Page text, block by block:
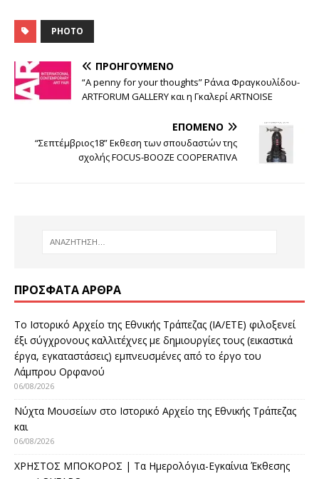
PHOTO
ΠΡΟΗΓΟΎΜΕΝΟ
“Α penny for your thoughts” Ράνια Φραγκουλίδου-
ARTFORUM GALLERY και η Γκαλερί ARTNOISE
ΕΠΌΜΕΝΟ
“Σεπτέμβριος18” Εκθεση των σπουδαστών της
σχολής FOCUS-BOOZE COOPERATIVA
ΠΡΌΣΦΑΤΑ ΆΡΘΡΑ
Το Ιστορικό Αρχείο της Εθνικής Τράπεζας (ΙΑ/ΕΤΕ) φιλοξενεί
έξι σύγχρονους καλλιτέχνες με δημιουργίες τους (εικαστικά
έργα, εγκαταστάσεις) εμπνευσμένες από το έργο του
Λάμπρου Ορφανού
06/08/2026
Νύχτα Μουσείων στο Ιστορικό Αρχείο της Εθνικής Τράπεζας
και
06/08/2026
ΧΡΗΣΤΟΣ ΜΠΟΚΟΡΟΣ | Τα Ημερολόγια-Εγκαίνια Έκθεσης